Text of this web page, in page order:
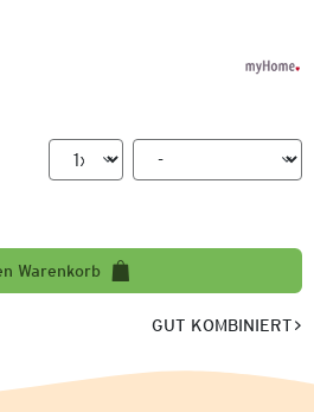
Warenkorb
GUT KOMBINIERT